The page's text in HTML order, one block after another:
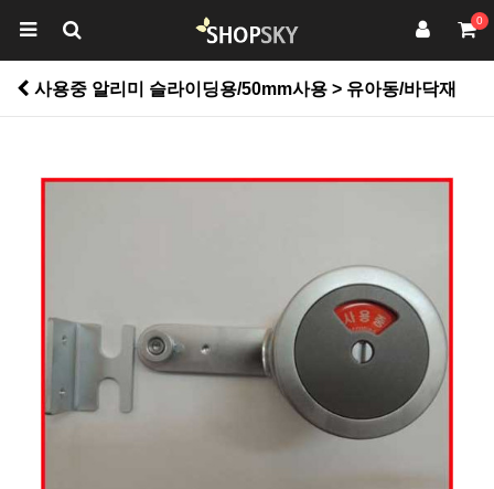
0
사용중 알리미 슬라이딩용/50mm사용 > 유아동/바닥재